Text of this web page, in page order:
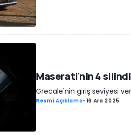
Maserati'nin 4
Grecale'nin giriş seviyesi
Resmi Açıklama-16 Ara 2025